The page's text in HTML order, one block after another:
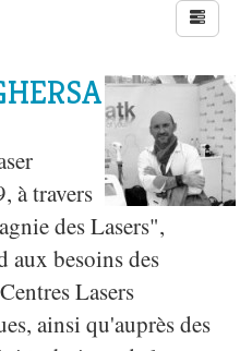
à travers
des Lasers",
aux besoins des
Lasers
ainsi qu'auprès des